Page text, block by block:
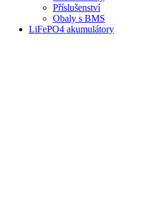
Příslušenství
Obaly s BMS
LiFePO4 akumulátory